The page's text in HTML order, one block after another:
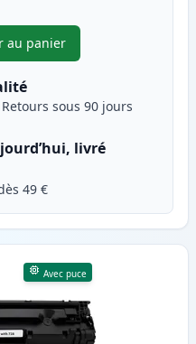
au panier
,Pack de 5 Canon 728 toner
sous 90 jours
livré
49 €
Avec puce